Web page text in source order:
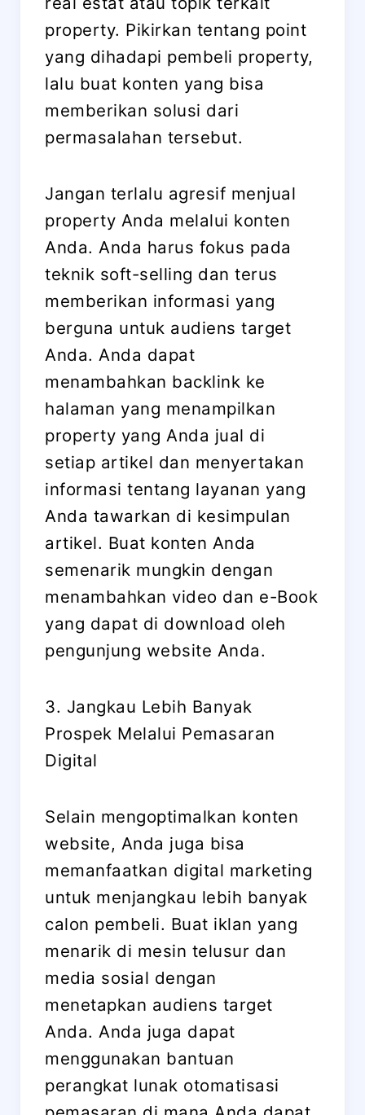
property. Pikirkan tentang point
yang dihadapi pembeli property,
lalu buat konten yang bisa
memberikan solusi dari
permasalahan tersebut.
Jangan terlalu agresif menjual
property Anda melalui konten
Anda. Anda harus fokus pada
teknik soft-selling dan terus
memberikan informasi yang
berguna untuk audiens target
Anda. Anda dapat
menambahkan backlink ke
halaman yang menampilkan
property yang Anda jual di
setiap artikel dan menyertakan
informasi tentang layanan yang
Anda tawarkan di kesimpulan
artikel. Buat konten Anda
semenarik mungkin dengan
menambahkan video dan e-Book
yang dapat di download oleh
pengunjung website Anda.
3. Jangkau Lebih Banyak
Prospek Melalui Pemasaran
Digital
Selain mengoptimalkan konten
website, Anda juga bisa
memanfaatkan digital marketing
untuk menjangkau lebih banyak
calon pembeli. Buat iklan yang
menarik di mesin telusur dan
media sosial dengan
menetapkan audiens target
Anda. Anda juga dapat
menggunakan bantuan
perangkat lunak otomatisasi